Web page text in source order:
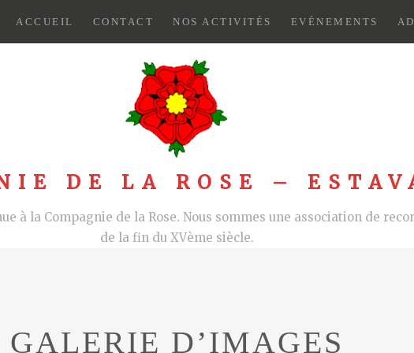
ACCUEIL CONTACT NOS ACTIVITÉS EVÉNEMENTS
DE LA ROSE –
à la Compagnie de la Rose. Nous sommes une association de
de la fin du XVème siècle.
GALERIE D’IMAGES